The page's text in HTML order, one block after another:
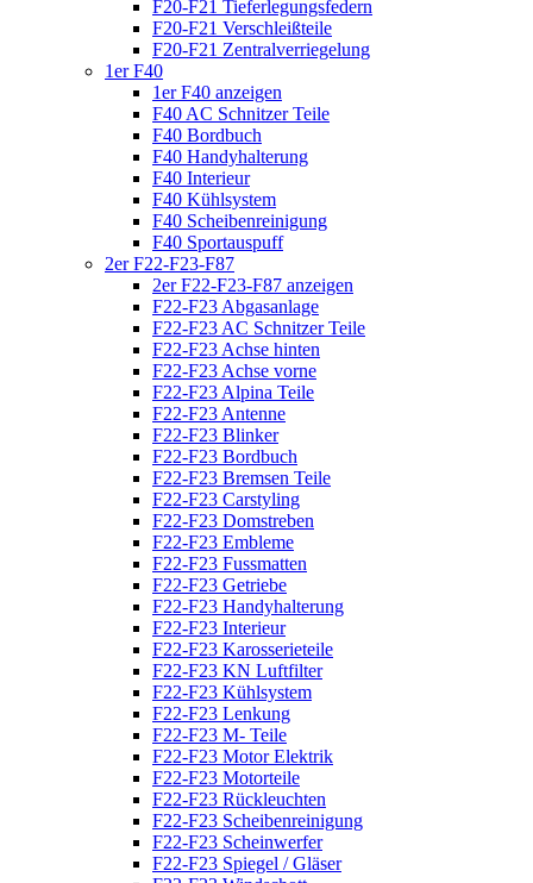
F20-F21 Tieferlegungsfedern
F20-F21 Verschleißteile
F20-F21 Zentralverriegelung
1er F40
1er F40 anzeigen
F40 AC Schnitzer Teile
F40 Bordbuch
F40 Handyhalterung
F40 Interieur
F40 Kühlsystem
F40 Scheibenreinigung
F40 Sportauspuff
2er F22-F23-F87
2er F22-F23-F87 anzeigen
F22-F23 Abgasanlage
F22-F23 AC Schnitzer Teile
F22-F23 Achse hinten
F22-F23 Achse vorne
F22-F23 Alpina Teile
F22-F23 Antenne
F22-F23 Blinker
F22-F23 Bordbuch
F22-F23 Bremsen Teile
F22-F23 Carstyling
F22-F23 Domstreben
F22-F23 Embleme
F22-F23 Fussmatten
F22-F23 Getriebe
F22-F23 Handyhalterung
F22-F23 Interieur
F22-F23 Karosserieteile
F22-F23 KN Luftfilter
F22-F23 Kühlsystem
F22-F23 Lenkung
F22-F23 M- Teile
F22-F23 Motor Elektrik
F22-F23 Motorteile
F22-F23 Rückleuchten
F22-F23 Scheibenreinigung
F22-F23 Scheinwerfer
F22-F23 Spiegel / Gläser